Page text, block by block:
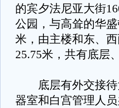
的宾夕法尼亚大街
公园，与高耸的华
米，由主楼和东、
25.75米，共有底层
底层有外交接待
器室和白宫管理人